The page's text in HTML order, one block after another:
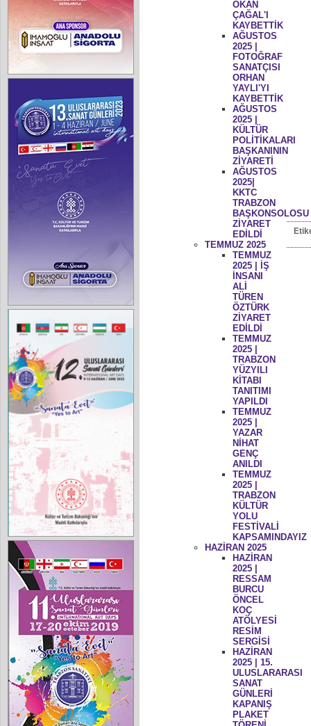
OKAN
ÇAĞAL'I
KAYBETTİK
AĞUSTOS
2025 |
FOTOĞRAF
SANATÇISI
ORHAN
YAYLI'YI
KAYBETTİK
AĞUSTOS
2025 |
KÜLTÜR
POLİTİKALARI
BAŞKANININ
ZİYARETİ
AĞUSTOS
2025|
KKTC
TRABZON
BAŞKONSOLOSU
ZİYARET
EDİLDİ
TEMMUZ 2025
TEMMUZ
2025 | İŞ
İNSANI
ALİ
TÜREN
ÖZTÜRK
ZİYARET
EDİLDİ
TEMMUZ
2025 |
TRABZON
YÜZYILI
KİTABI
TANITIMI
YAPILDI
TEMMUZ
2025 |
YAZAR
NİHAT
GENÇ
ANILDI
TEMMUZ
2025 |
TRABZON
KÜLTÜR
YOLU
FESTİVALİ
KAPSAMINDAYIZ
HAZİRAN 2025
HAZİRAN
2025 |
RESSAM
BURCU
ÖNCEL
KOÇ
ATÖLYESİ
RESİM
SERGİSİ
HAZİRAN
2025 | 15.
ULUSLARARASI
SANAT
GÜNLERİ
KAPANIŞ
PLAKET